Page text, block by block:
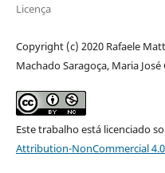
Licença
Copyright (c) 2020 Rafaele
Machado Saragoça, Maria
Este trabalho está licenciado
Attribution-NonCommercial